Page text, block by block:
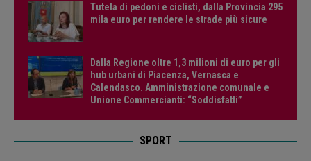
Tutela di pedoni e ciclisti, dalla Provincia 295
mila euro per rendere le strade più sicure
Dalla Regione oltre 1,3 milioni di euro per gli
hub urbani di Piacenza, Vernasca e
Calendasco. Amministrazione comunale e
Unione Commercianti: “Soddisfatti”
SPORT